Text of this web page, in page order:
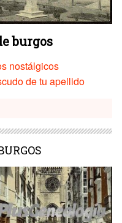
burgos
nostálgicos
de tu apellido